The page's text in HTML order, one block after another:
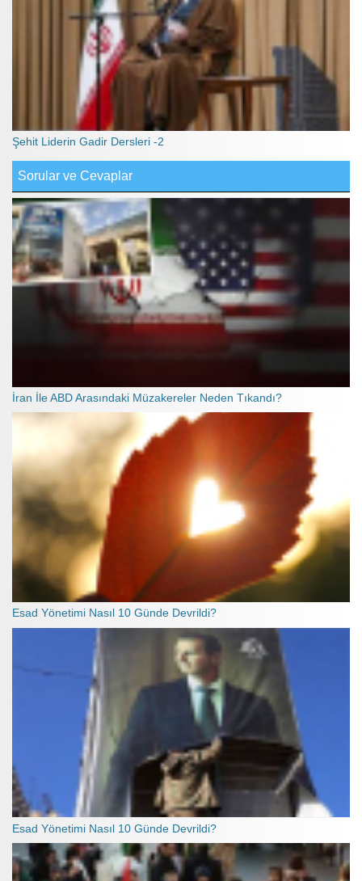
Şehit Liderin Gadir Dersleri -2
Sorular ve Cevaplar
İran İle ABD Arasındaki Müzakereler Neden Tıkandı?
Esad Yönetimi Nasıl 10 Günde Devrildi?
Esad Yönetimi Nasıl 10 Günde Devrildi?